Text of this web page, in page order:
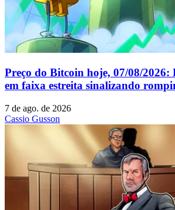
Preço do Bitcoin hoje, 07/08/
em faixa estreita sinalizando
7 de ago. de 2026
Cassio Gusson